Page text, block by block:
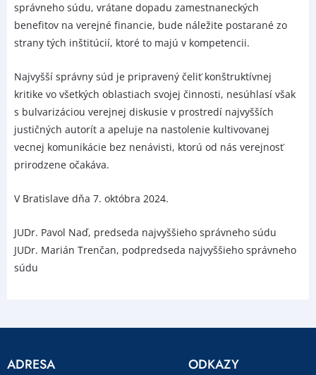
správneho súdu, vrátane dopadu zamestnaneckých
benefitov na verejné financie, bude náležite postarané zo
strany tých inštitúcií, ktoré to majú v kompetencii.
Najvyšší správny súd je pripravený čeliť konštruktívnej
kritike vo všetkých oblastiach svojej činnosti, nesúhlasí však
s bulvarizáciou verejnej diskusie v prostredí najvyšších
justičných autorít a apeluje na nastolenie kultivovanej
vecnej komunikácie bez nenávisti, ktorú od nás verejnosť
prirodzene očakáva.
V Bratislave dňa 7. októbra 2024.
JUDr. Pavol Naď, predseda najvyššieho správneho súdu
JUDr. Marián Trenčan, podpredseda najvyššieho správneho
súdu
ADRESA ODKAZY